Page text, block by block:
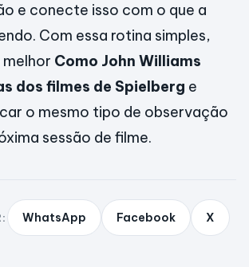
e conecte isso com o que a
Com essa rotina simples,
Como John Williams
dos filmes de Spielberg e
o mesmo tipo de observação
sessão de filme.
WhatsApp Facebook X